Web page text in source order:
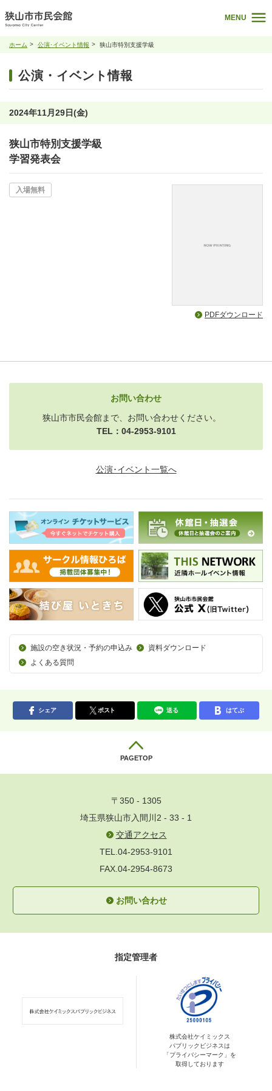
MENU
ホーム 公演･イベント情報 狭山市特別支援学級
公演・イベント情報
2024年11月29日(金)
狭山市特別支援学級
学習発表会
入場無料
PDFダウンロード
お問い合わせ
狭山市市民会館まで、お問い合わせください。
TEL：04-2953-9101
公演･イベント一覧へ
施設の空き状況・予約の申込み
資料ダウンロード
よくある質問
シェア ポスト 送る はてぶ
PAGETOP
〒350 - 1305
埼玉県狭山市入間川2 - 33 - 1
交通アクセス
TEL.04-2953-9101
FAX.04-2954-8673
お問い合わせ
指定管理者
株式会社ケイミックス
パブリックビジネスは
「プライバシーマーク」を
取得しております